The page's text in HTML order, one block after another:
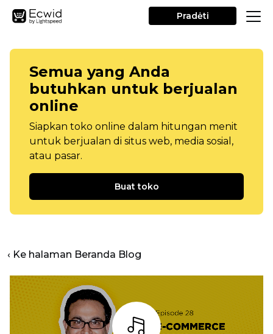
Pradėti
Semua yang Anda
butuhkan untuk berjualan
online
Siapkan toko online dalam hitungan menit
untuk berjualan di situs web, media sosial,
atau pasar.
Buat toko
‹ Ke halaman Beranda Blog